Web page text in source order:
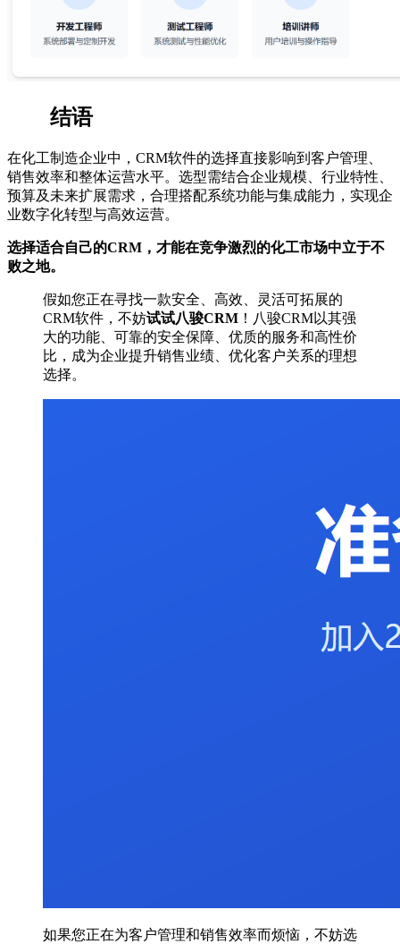
结语
在化工制造企业中，CRM软件的选择直接影响到客户管理、
销售效率和整体运营水平。选型需结合企业规模、行业特性、
预算及未来扩展需求，合理搭配系统功能与集成能力，实现企
业数字化转型与高效运营。
选择适合自己的CRM，才能在竞争激烈的化工市场中立于不
败之地。
假如您正在寻找一款安全、高效、灵活可拓展的
CRM软件，不妨试试八骏CRM ！八骏CRM以其强
大的功能、可靠的安全保障、优质的服务和高性价
比，成为企业提升销售业绩、优化客户关系的理想
选择。
如果您正在为客户管理和销售效率而烦恼，不妨选